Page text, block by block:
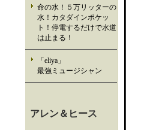
命の水！５万リッターの
水！カタダインポケッ
ト！停電するだけで水道
は止まる！
「eliya」
最強ミュージシャン
アレン＆ヒース